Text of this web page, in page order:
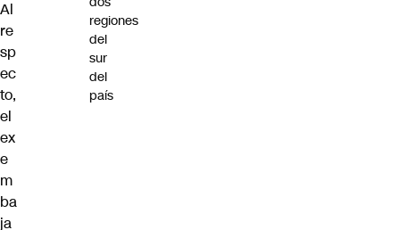
Al
re
sp
ec
to,
el
ex
e
m
ba
ja
regiones
del
sur
del
país